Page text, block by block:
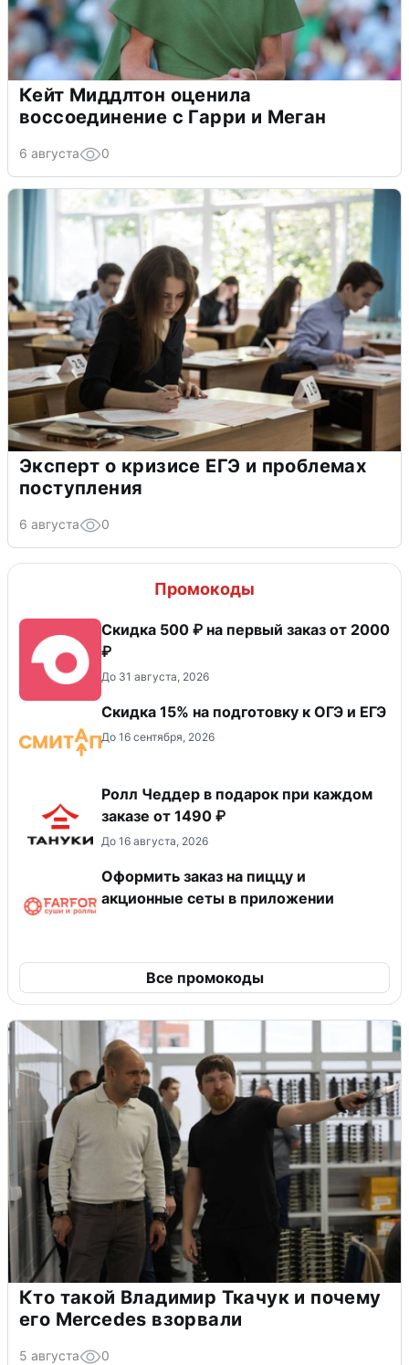
Кейт Миддлтон оценила
воссоединение с Гарри и Меган
6 августа 0
Эксперт о кризисе ЕГЭ и проблемах
поступления
6 августа 0
Промокоды
Скидка 500 ₽ на первый заказ от 2000
₽
До 31 августа, 2026
Скидка 15% на подготовку к ОГЭ и ЕГЭ
До 16 сентября, 2026
Ролл Чеддер в подарок при каждом
заказе от 1490 ₽
До 16 августа, 2026
Оформить заказ на пиццу и
акционные сеты в приложении
Все промокоды
Кто такой Владимир Ткачук и почему
его Mercedes взорвали
5 августа 0